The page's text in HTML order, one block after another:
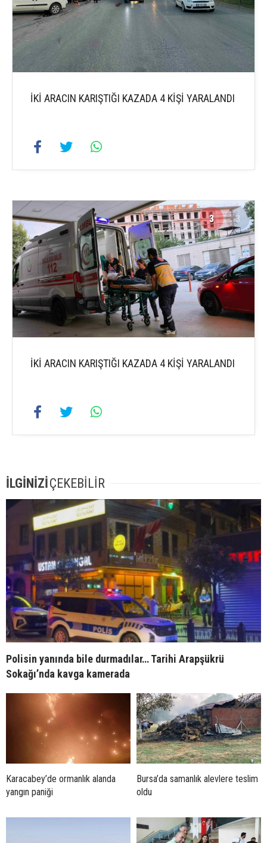
İKİ ARACIN KARIŞTIĞI KAZADA 4 KİŞİ YARALANDI
3 3
İKİ ARACIN KARIŞTIĞI KAZADA 4 KİŞİ YARALANDI
İLGİNİZİÇEKEBİLİR
Polisin yanında bile durmadılar… Tarihi Arapşükrü
Sokağı’nda kavga kamerada
Karacabey’de ormanlık alanda
yangın paniği
Bursa’da samanlık alevlere teslim
oldu